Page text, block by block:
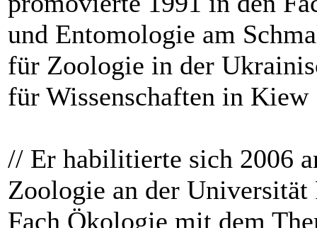
und Entomologie am
für Zoologie in der
für Wissenschaften in Kiew
// Er habilitierte sich 2006
Zoologie an der Universität
Fach Ökologie mit dem